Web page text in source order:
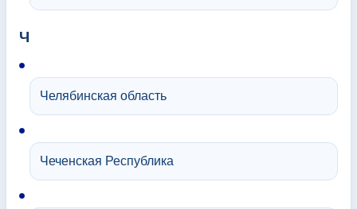
Ч
Челябинская область
Чеченская Республика